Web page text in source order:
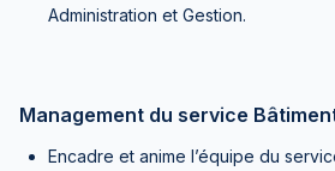
Administration et Gestion.
Management du service
Encadre et anime l’équipe du